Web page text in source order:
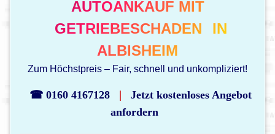
AUTOANKAUF MIT
GETRIEBESCHADEN
IN
ALBISHEIM
Zum Höchstpreis – Fair, schnell und unkompliziert!
☎ 0160 4167128 |
Jetzt kostenloses Angebot
anfordern